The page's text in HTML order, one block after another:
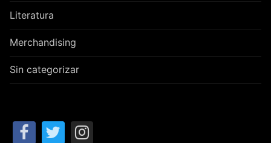
Literatura
Merchandising
Sin categorizar